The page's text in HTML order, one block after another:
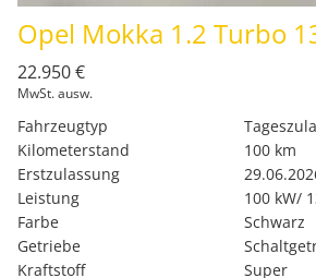
Opel Mokka 1.2 Turbo
22.950 €
MwSt. ausw.
Fahrzeugtyp
Kilometerstand
100 km
Erstzulassung
Leistung
100 kW/
Farbe
Schwarz
Getriebe
Kraftstoff
Super